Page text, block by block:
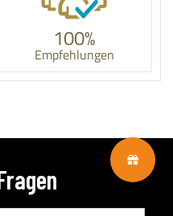
100%
Empfehlungen